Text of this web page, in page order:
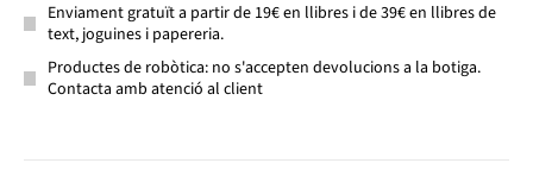
Enviament gratuït a partir de 19€ en llibres i de 39€ en llibres de
text, joguines i papereria.
Productes de robòtica: no s'accepten devolucions a la botiga.
Contacta amb atenció al client